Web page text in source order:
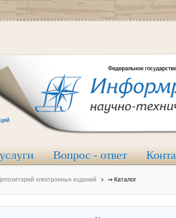
Вопрос - ответ
электронных изданий ⇒ Каталог